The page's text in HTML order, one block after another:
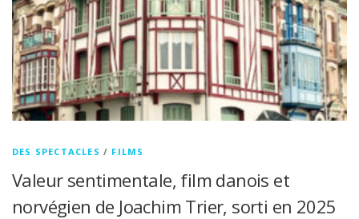
DES SPECTACLES / FILMS
Valeur sentimentale, film danois et
norvégien de Joachim Trier, sorti en 2025